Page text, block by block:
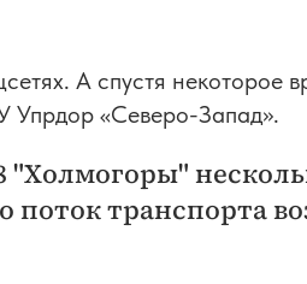
А спустя некоторое
Упрдор «Северо-Запад».
"Холмогоры"
поток транспорта